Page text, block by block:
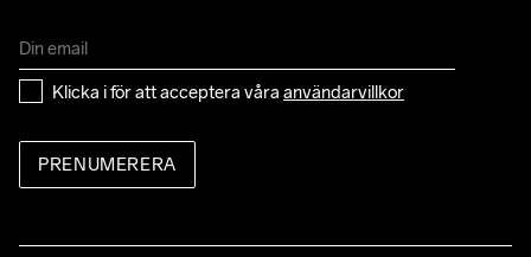
Klicka i för att acceptera våra användarvillkor
PRENUMERERA